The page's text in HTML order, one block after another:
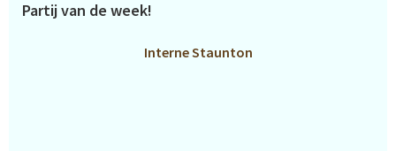
Partij van de week!
Interne Staunton